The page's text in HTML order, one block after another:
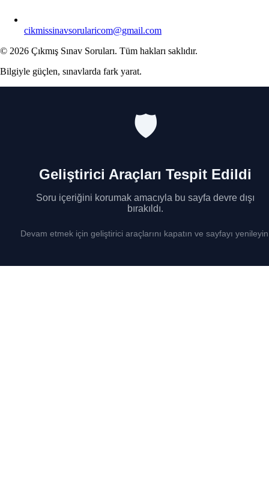
cikmissinavsorularicom@gmail.com
© 2026 Çıkmış Sınav Soruları. Tüm hakları saklıdır.
Bilgiyle güçlen, sınavlarda fark yarat.
🛡️
Geliştirici Araçları Tespit Edildi
Soru içeriğini korumak amacıyla bu sayfa devre dışı
bırakıldı.
Devam etmek için geliştirici araçlarını kapatın ve sayfayı